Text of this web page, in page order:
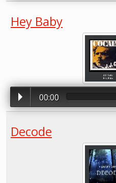
Hey Baby
00:00
Decode